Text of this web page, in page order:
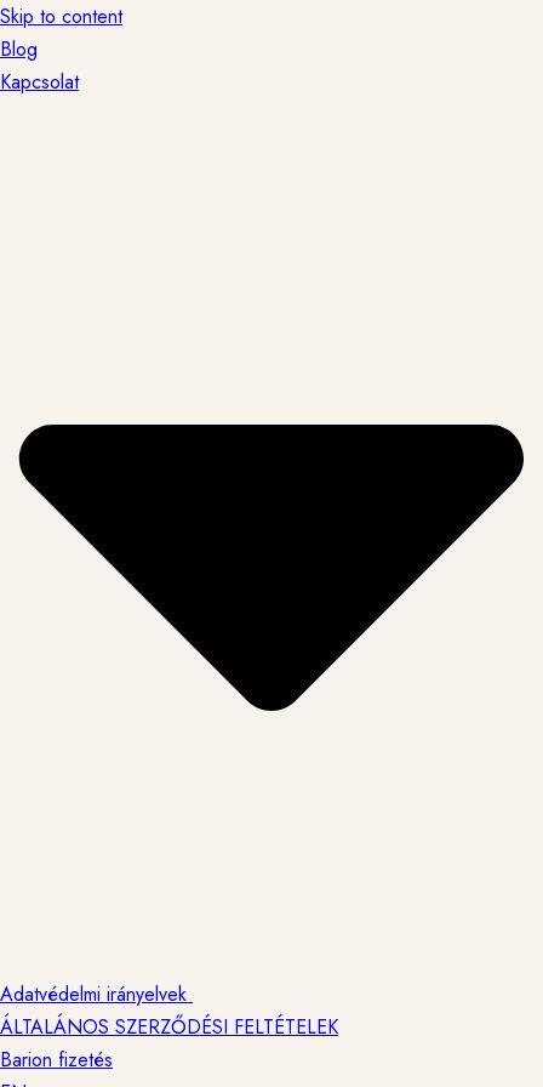
Skip to content
Blog
Kapcsolat
Adatvédelmi irányelvek
ÁLTALÁNOS SZERZŐDÉSI FELTÉTELEK
Barion fizetés